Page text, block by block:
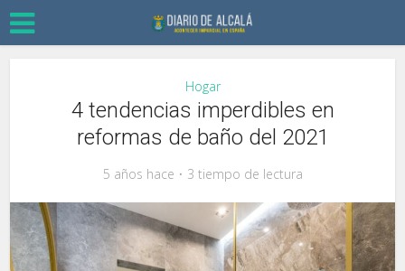
Hogar
4 tendencias imperdibles en
reformas de baño del 2021
5 años hace 3 tiempo de lectura